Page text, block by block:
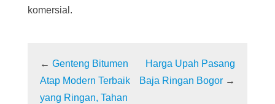
komersial.
← Genteng Bitumen
Atap Modern Terbaik
yang Ringan, Tahan
Harga Upah Pasang
Baja Ringan Bogor →